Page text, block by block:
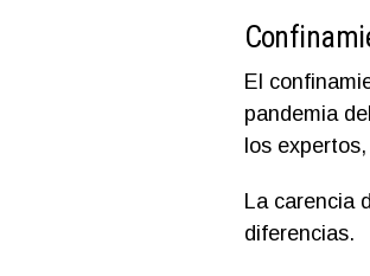
El
pandemia
los
La carencia
diferencias.